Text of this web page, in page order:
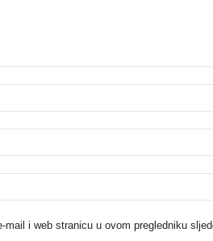
mail i web stranicu u ovom pregledniku